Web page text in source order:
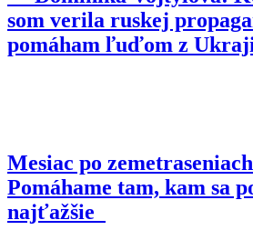
som verila ruskej
pomáham ľuďom z
Mesiac po
Pomáhame tam, kam sa
najťažšie